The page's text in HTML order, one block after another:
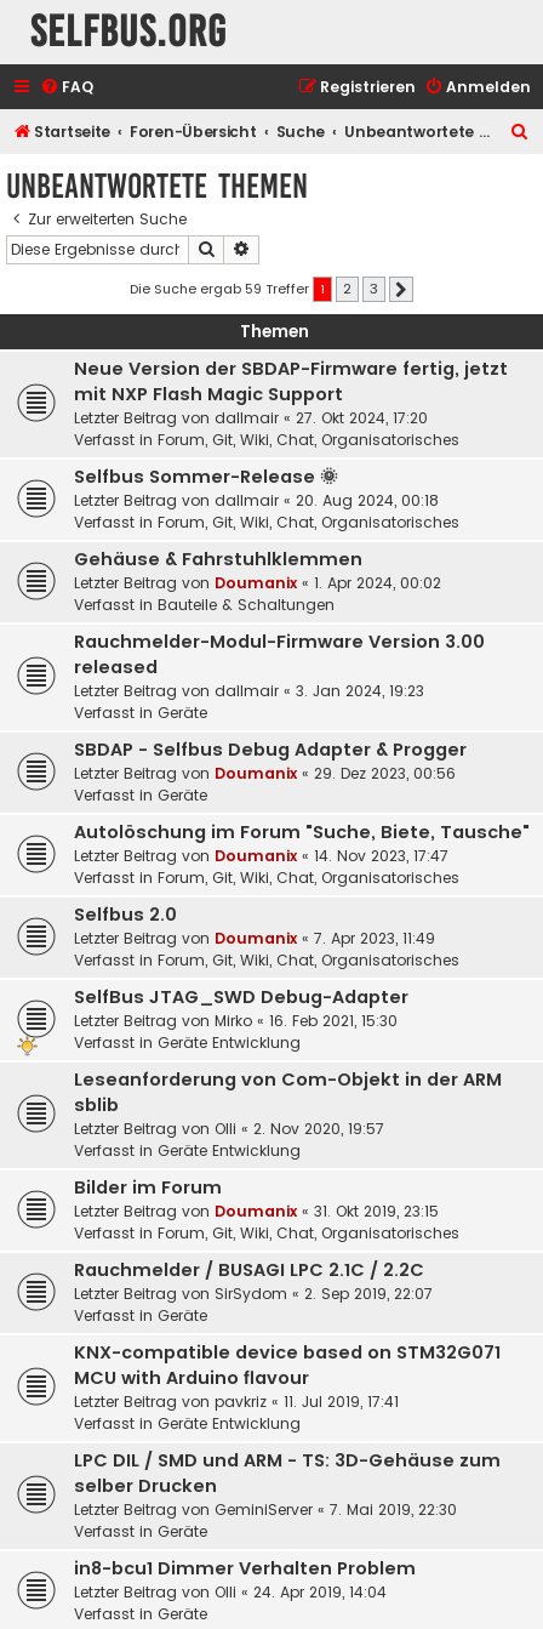
selfbus.org
FAQ Anmelden
Registrieren
Startseite Foren-Übersicht Suche Unbeantwortete Themen
Unbeantwortete Themen
Zur erweiterten Suche
Suche
Die Suche ergab 59 Treffer 1 2 3
Themen
Neue Version der SBDAP-Firmware fertig, jetzt
mit NXP Flash Magic Support
Letzter Beitrag von dallmair « 27. Okt 2024, 17:20
Verfasst in Forum, Git, Wiki, Chat, Organisatorisches
Selfbus Sommer-Release 🌞
Letzter Beitrag von dallmair « 20. Aug 2024, 00:18
Verfasst in Forum, Git, Wiki, Chat, Organisatorisches
Gehäuse & Fahrstuhlklemmen
Letzter Beitrag von Doumanix « 1. Apr 2024, 00:02
Verfasst in Bauteile & Schaltungen
Rauchmelder-Modul-Firmware Version 3.00
released
Letzter Beitrag von dallmair « 3. Jan 2024, 19:23
Verfasst in Geräte
SBDAP - Selfbus Debug Adapter & Progger
Letzter Beitrag von Doumanix « 29. Dez 2023, 00:56
Verfasst in Geräte
Autolöschung im Forum "Suche, Biete, Tausche"
Letzter Beitrag von Doumanix « 14. Nov 2023, 17:47
Verfasst in Forum, Git, Wiki, Chat, Organisatorisches
Selfbus 2.0
Letzter Beitrag von Doumanix « 7. Apr 2023, 11:49
Verfasst in Forum, Git, Wiki, Chat, Organisatorisches
SelfBus JTAG_SWD Debug-Adapter
Letzter Beitrag von Mirko « 16. Feb 2021, 15:30
Verfasst in Geräte Entwicklung
Leseanforderung von Com-Objekt in der ARM
sblib
Letzter Beitrag von Olli « 2. Nov 2020, 19:57
Verfasst in Geräte Entwicklung
Bilder im Forum
Letzter Beitrag von Doumanix « 31. Okt 2019, 23:15
Verfasst in Forum, Git, Wiki, Chat, Organisatorisches
Rauchmelder / BUSAGI LPC 2.1C / 2.2C
Letzter Beitrag von SirSydom « 2. Sep 2019, 22:07
Verfasst in Geräte
KNX-compatible device based on STM32G071
MCU with Arduino flavour
Letzter Beitrag von pavkriz « 11. Jul 2019, 17:41
Verfasst in Geräte Entwicklung
LPC DIL / SMD und ARM - TS: 3D-Gehäuse zum
selber Drucken
Letzter Beitrag von GeminiServer « 7. Mai 2019, 22:30
Verfasst in Geräte
in8-bcu1 Dimmer Verhalten Problem
Letzter Beitrag von Olli « 24. Apr 2019, 14:04
Verfasst in Geräte